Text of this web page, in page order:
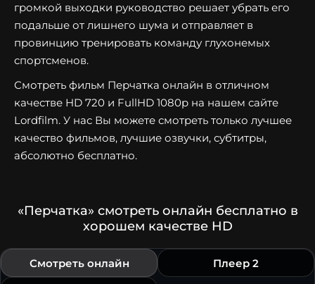
громкой выходки руководство решает убрать его
подальше от лишнего шума и отправляет в
провинцию тренировать команду глухонемых
спортсменов.
Смотреть фильм Перчатка онлайн в отличном
качестве HD 720 и FullHD 1080p на нашем сайте
Lordfilm. У нас Вы можете смотреть только лучшее
качество фильмов, лучшие озвучки, субтитры,
абсолютно бесплатно.
«Перчатка» смотреть онлайн бесплатно в
хорошем качестве HD
Смотреть онлайн Плеер 2